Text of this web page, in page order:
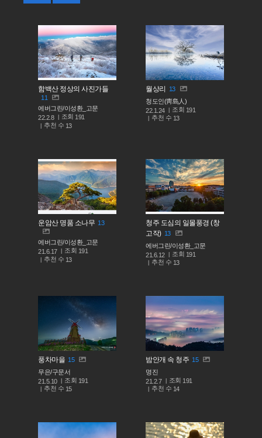
함백산 정상의 사진가들
11
에버그린/이성환_고문
22.2.8
조회 191
추천 수 13
월상리 13
청도인(靑島人)
22.1.24
조회 191
추천 수 13
운암산 명품 소나무 13
에버그린/이성환_고문
21.6.17
조회 191
추천 수 13
청주 도심의 일몰풍경 (창
고작) 13
에버그린/이성환_고문
21.6.12
조회 191
추천 수 13
풍차마을 15
무은/구문서
21.5.10
조회 191
추천 수 15
밤안개 속 청주 15
명진
21.2.7
조회 191
추천 수 14